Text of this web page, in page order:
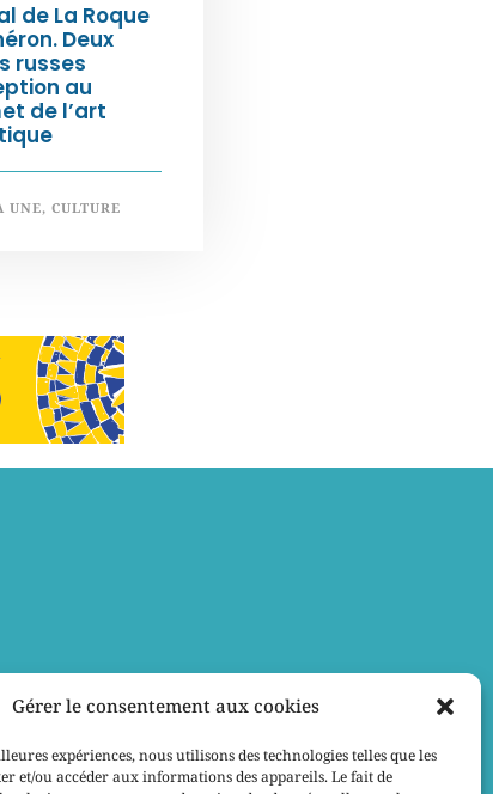
Gérer le consentement aux cookies
expériences, nous utilisons des technologies telles que les
et/ou accéder aux informations des appareils. Le fait de
de La Roque
Deux
russes
au
de l’art
UNE, CULTURE